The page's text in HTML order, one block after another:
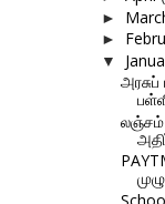
►
►
▼
லஞ்சம்